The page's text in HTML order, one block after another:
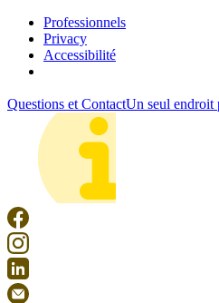
Professionnels
Privacy
Accessibilité
Questions et ContactUn seul endroit